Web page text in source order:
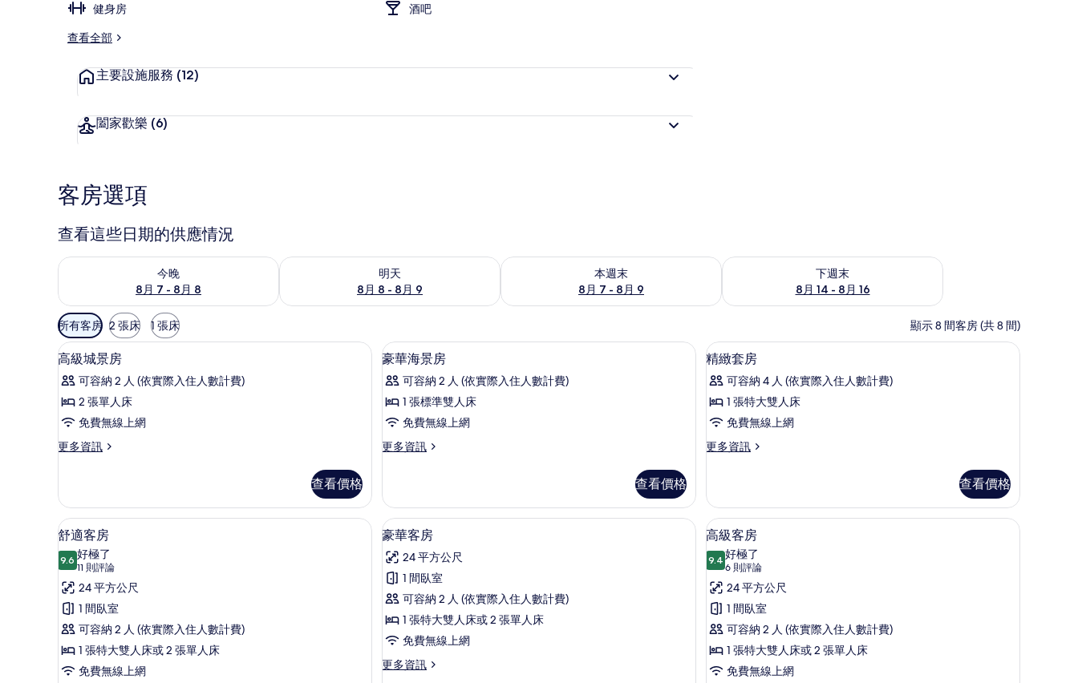
健身房
酒吧
查看全部
主要設施服務 (12)
闔家歡樂 (6)
客房選項
查看這些日期的供應情況
今晚
8月 7 - 8月 8
查看今晚 (8月 7 - 8月 8) 的供應情況
明天
8月 8 - 8月 9
查看明天 (8月 8 - 8月 9) 的供應情況
本週末
8月 7 - 8月 9
查看本週末 (8月 7 - 8月 9) 的供應情況
下週末
8月 14 - 8月 16
查看下週末 (8月 14 - 8月 16) 的供應情況
可
用
的
客
房
篩
選
條
所有客房 2 張床 1 張床 顯示 8 間客房 (共 8 間)
顯
示
高
級
景
的
所
有
相
片
客房內保險箱、書桌、筆電工作空間、免費搖籃/嬰兒床
4
高級城景房
可容納 2 人 (依實際入住人數計費)
2 張單人床
免費無線上網
更多資訊
更
城
景
房
詳
查看價格
顯
示
豪
華
景
的
所
有
相
片
客房內保險箱、書桌、筆電工作空間、免費搖籃/嬰兒床
4
豪華海景房
可容納 2 人 (依實際入住人數計費)
1 張標準雙人床
免費無線上網
更多資訊
更
海
景
房
詳
情
查看價格
顯
示
精
緻
房
所
有
相
片
客房內保險箱、書桌、筆電工作空間、免費搖
18
精緻套房
可容納 4 人 (依實際入住人數計費)
1 張特大雙人床
免費無線上網
更多資訊
更
套
房
的
情
查看價格
顯
示
舒
適
客
房
的
所
舒適客房 | 客房內保險箱、書桌、筆電工作空間、免費搖籃/嬰兒床
4
舒適客房
9.69.6 分，滿分 10 分
好極了
11 則評論
(11
則
評
論)
24 平方公尺
1 間臥室
可容納 2 人 (依實際入住人數計費)
1 張特大雙人床或 2 張單人床
免費無線上網
顯
示
豪
華
客
房
所
豪華客房 | 客房內保險箱、書桌、筆電工作空間、免費搖籃/嬰兒床
5
豪華客房
24 平方公尺
1 間臥室
可容納 2 人 (依實際入住人數計費)
1 張特大雙人床或 2 張單人床
免費無線上網
更多資訊
更
顯
示
高
級
客
房
的
所
高級客房 | 客房內保險箱、書桌、筆電工作空
5
高級客房
9.49.4 分，滿分 10 分
好極了
6 則評論
(6
則
評
論)
24 平方公尺
1 間臥室
可容納 2 人 (依實際入住人數計費)
1 張特大雙人床或 2 張單人床
免費無線上網